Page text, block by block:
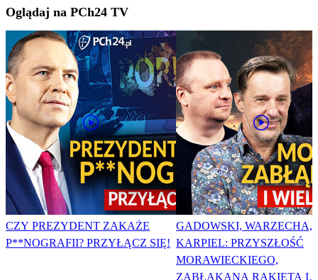
Oglądaj na PCh24 TV
CZY PREZYDENT ZAKAŻE
P**NOGRAFII? PRZYŁĄCZ SIĘ!
GADOWSKI, WARZECHA,
KARPIEL: PRZYSZŁOŚĆ
MORAWIECKIEGO,
ZABŁĄKANA RAKIETA I